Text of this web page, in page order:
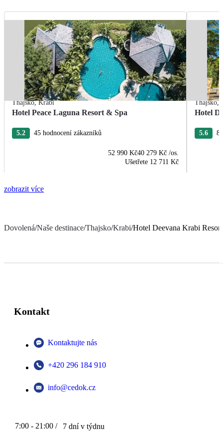
Thajsko,Krabi
Hotel Peace Laguna Resort & Spa
5.2 45 hodnocení zákazníků
52 990 Kč40 279 Kč /os.
Ušetřete 12 711 Kč
Thajsko,
Hotel
5.6
zobrazit více
Dovolená/Naše destinace/Thajsko/Krabi/Hotel Deevana Krabi Resort
Kontakt
Kontaktujte nás
+420 296 184 910
info@cedok.cz
7:00 - 21:00 / 7 dní v týdnu